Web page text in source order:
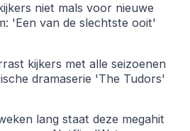
niet mals voor nieuwe
'Een van de slechtste ooit'
kijkers met alle seizoenen
dramaserie 'The Tudors'
lang staat deze megahit